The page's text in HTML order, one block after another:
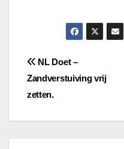
Bericht
navigatie
NL Doet –
Zandverstuiving vrij
zetten.